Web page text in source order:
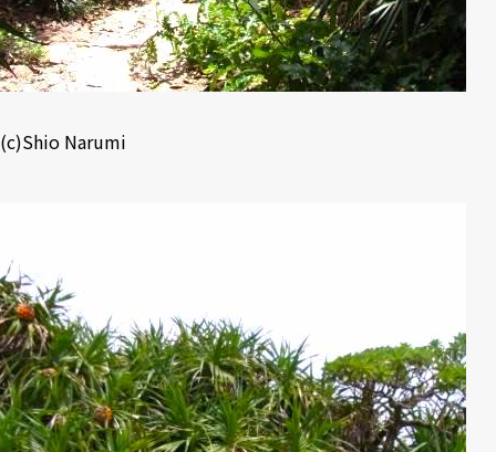
(c)Shio Narumi